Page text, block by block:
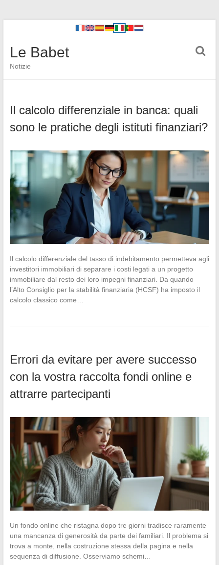
Le Babet
Notizie
Il calcolo differenziale in banca: quali
sono le pratiche degli istituti finanziari?
Il calcolo differenziale del tasso di indebitamento permetteva agli
investitori immobiliari di separare i costi legati a un progetto
immobiliare dal resto dei loro impegni finanziari. Da quando
l’Alto Consiglio per la stabilità finanziaria (HCSF) ha imposto il
calcolo classico come…
Errori da evitare per avere successo
con la vostra raccolta fondi online e
attrarre partecipanti
Un fondo online che ristagna dopo tre giorni tradisce raramente
una mancanza di generosità da parte dei familiari. Il problema si
trova a monte, nella costruzione stessa della pagina e nella
sequenza di diffusione. Osserviamo schemi…